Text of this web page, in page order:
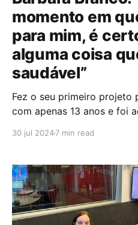
momento em
para mim, é
alguma coisa
saudável”
Fez o seu primeiro projeto
com apenas 13 anos e foi
novela “Impostora” (TVI),
demonstrou o seu talento
30 jul 20247 min read